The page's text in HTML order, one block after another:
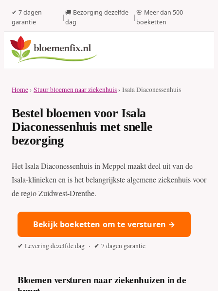
✔ 7 dagen
garantie
|
🚚 Bezorging dezelfde
dag
|
🌸 Meer dan 500
boeketten
Home› Stuur bloemen naar ziekenhuis› Isala Diaconessenhuis
Bestel bloemen voor Isala
Diaconessenhuis met snelle
bezorging
Het Isala Diaconessenhuis in Meppel maakt deel uit van de
Isala-klinieken en is het belangrijkste algemene ziekenhuis voor
de regio Zuidwest-Drenthe.
Bekijk boeketten om te versturen →
✔ Levering dezelfde dag · ✔ 7 dagen garantie
Bloemen versturen naar ziekenhuizen in de